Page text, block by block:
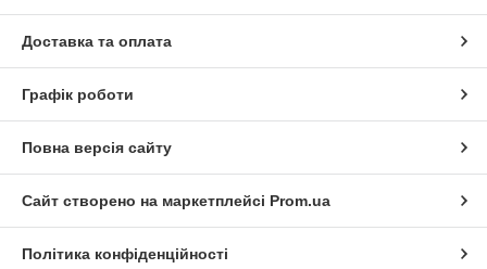
Доставка та оплата
Графік роботи
Повна версія сайту
Сайт створено на маркетплейсі Prom.ua
Політика конфіденційності